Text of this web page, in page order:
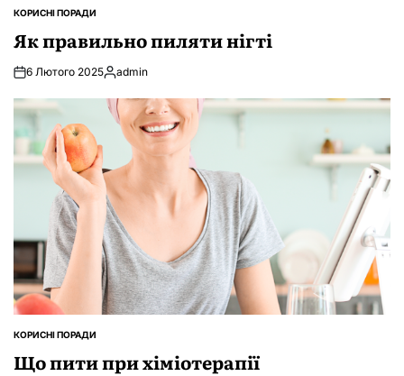
ОПУБЛІКУВАТИ
КОРИСНІ ПОРАДИ
Як правильно пиляти нігті
6 Лютого 2025Опубліковано
admin
ОПУБЛІКУВАТИ
КОРИСНІ ПОРАДИ
Що пити при хіміотерапії